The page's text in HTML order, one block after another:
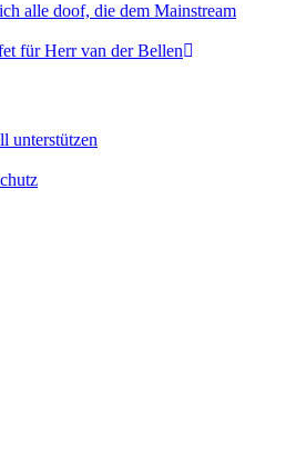
alle doof, die dem Mainstream
für Herr van der Bellen
unterstützen